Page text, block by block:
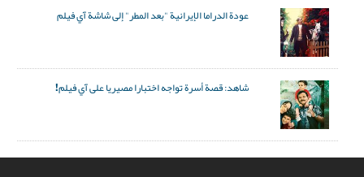
عودة الدراما الإيرانية "بعد المطر" إلى شاشة آي فيلم
شاهد: قصة أسرة تواجه اختبارا مصيريا على آي فيلم!